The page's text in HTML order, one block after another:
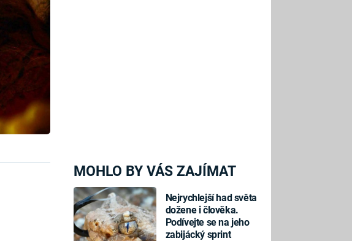
MOHLO BY VÁS ZAJÍMAT
Nejrychlejší had světa
dožene i člověka.
Podívejte se na jeho
zabijácký sprint